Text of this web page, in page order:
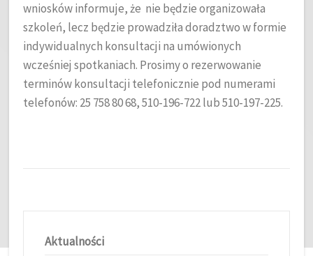
wniosków informuje, że nie będzie organizowała
szkoleń, lecz będzie prowadziła doradztwo w formie
indywidualnych konsultacji na umówionych
wcześniej spotkaniach. Prosimy o rezerwowanie
terminów konsultacji telefonicznie pod numerami
telefonów: 25 758 80 68, 510-196-722 lub 510-197-225.
Aktualności